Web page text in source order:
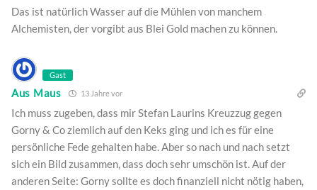
Das ist natürlich Wasser auf die Mühlen von manchem
Alchemisten, der vorgibt aus Blei Gold machen zu können.
Gast
Aus Maus 13 Jahre vor
Ich muss zugeben, dass mir Stefan Laurins Kreuzzug gegen
Gorny & Co ziemlich auf den Keks ging und ich es für eine
persönliche Fede gehalten habe. Aber so nach und nach setzt
sich ein Bild zusammen, dass doch sehr umschön ist. Auf der
anderen Seite: Gorny sollte es doch finanziell nicht nötig haben,